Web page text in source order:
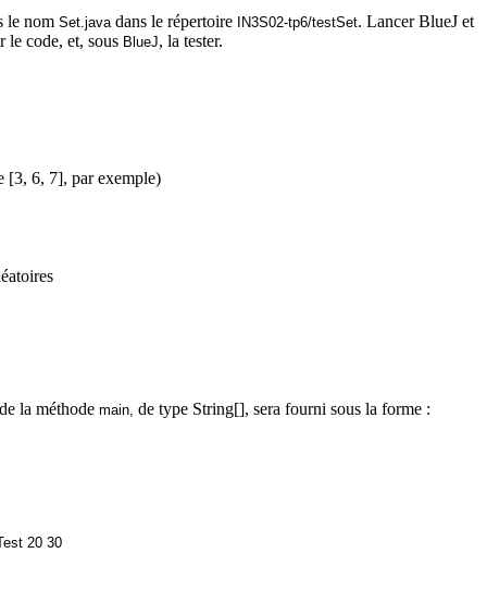
le nom Set.java dans le répertoire IN3S02-tp6/testSet. LancerBlueJ et
le code, et, sous BlueJ, la tester.
[3, 6, 7], par exemple)
la méthode main, de type String[], sera fourni sous la forme :
20 30